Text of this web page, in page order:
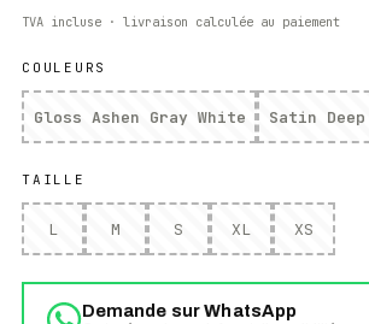
TVA incluse · livraison calculée au paiement
COULEURS
Gloss Ashen Gray White Satin
TAILLE
L M S XL XS
Demande sur WhatsApp